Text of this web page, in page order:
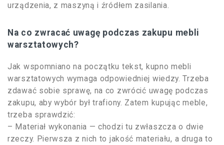
urządzenia, z maszyną i źródłem zasilania.
Na co zwracać uwagę podczas zakupu mebli
warsztatowych?
Jak wspomniano na początku tekst, kupno mebli
warsztatowych wymaga odpowiedniej wiedzy. Trzeba
zdawać sobie sprawę, na co zwrócić uwagę podczas
zakupu, aby wybór był trafiony. Zatem kupując meble,
trzeba sprawdzić:
– Materiał wykonania — chodzi tu zwłaszcza o dwie
rzeczy. Pierwsza z nich to jakość materiału, a druga to